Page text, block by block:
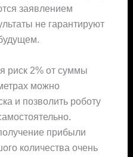
заявлением
не гарантируют
риск 2% от суммы
можно
и позволить роботу
прибыли
количества очень